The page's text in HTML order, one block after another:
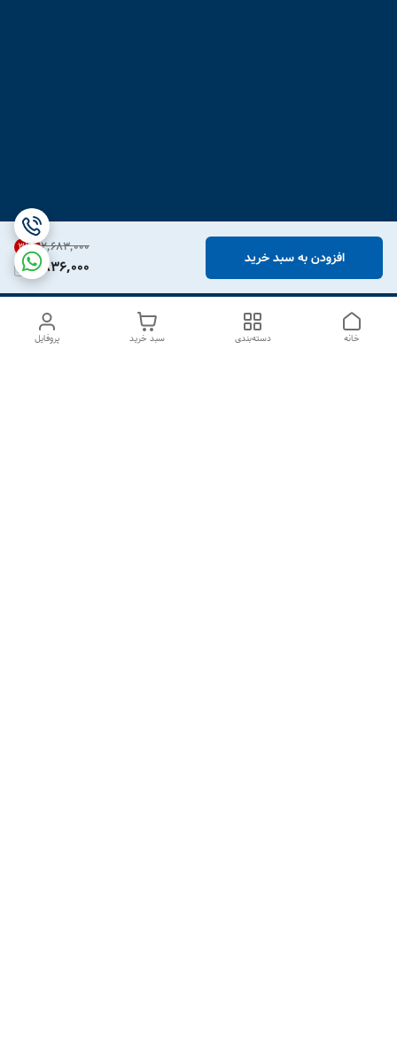
۲٬۶۸۳٬۰۰۰ 31%
1,836,000 افزودن به سبد خرید
پروفایل سبد خرید دسته‌بندی خانه